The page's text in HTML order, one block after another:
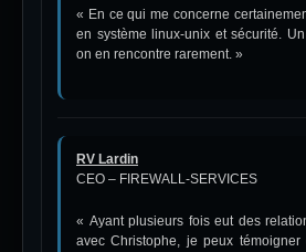
« En ce qui me concerne
en système linux-unix et sécurité.
on en rencontre rarement. »
RV Lardin
CEO – FIREWALL-SERVICES
« Ayant plusieurs fois eut des
avec Christophe, je peux témoigner